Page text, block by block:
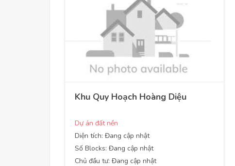
Khu Quy Hoạch Hoàng Diệu
Dự án đất nền
Diện tích: Đang cập nhật
Số Blocks: Đang cập nhật
Chủ đầu tư: Đang cập nhật